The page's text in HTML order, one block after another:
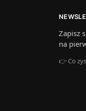
Zapisz
na
👉 Co